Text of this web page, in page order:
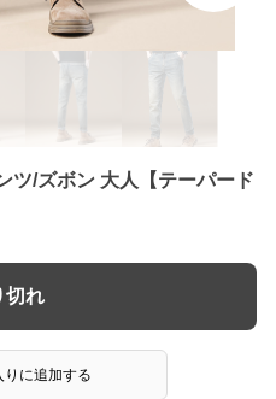
ツ/ズボン 大人【テーパード
切れ
りに追加する